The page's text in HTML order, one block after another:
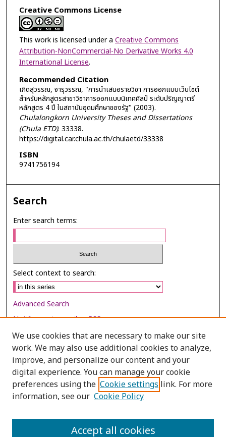
Creative Commons License
This work is licensed under a Creative Commons
Attribution-NonCommercial-No Derivative Works 4.0
International License.
Recommended Citation
เกิดสุวรรณ, จารุวรรณ, "การนำเสนอรายวิชา การออกแบบเว็บไซต์
สำหรับหลักสูตรสาขาวิชาการออกแบบนิเทศศิลป์ ระดับปริญญาตรี
หลักสูตร 4 ปี ในสถาบันอุดมศึกษาของรัฐ" (2003).
Chulalongkorn University Theses and Dissertations
(Chula ETD). 33338.
https://digital.car.chula.ac.th/chulaetd/33338
ISBN
9741756194
Search
Enter search terms:
Select context to search:
Advanced Search
Notify me via email orRSS
Browse
Collections
Disciplines
Authors
We use cookies that are necessary to make our site
work. We may also use additional cookies to analyze,
improve, and personalize our content and your
digital experience. You can manage your cookie
preferences using the Cookie settings link. For more
information, see our Cookie Policy
Accept all cookies